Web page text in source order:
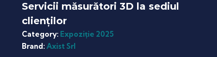
Servicii măsurători 3D la sediul
clienților
Category: Expoziție 2025
Brand: Axist Srl